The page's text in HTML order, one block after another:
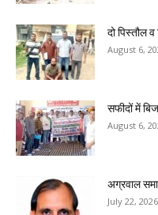
दो पिस्तौल
August 6,
सफीदों में
August 6,
अग्रवाल
July 22, 2026